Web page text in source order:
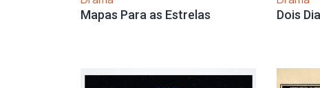
Mapas Para as Estrelas Dois